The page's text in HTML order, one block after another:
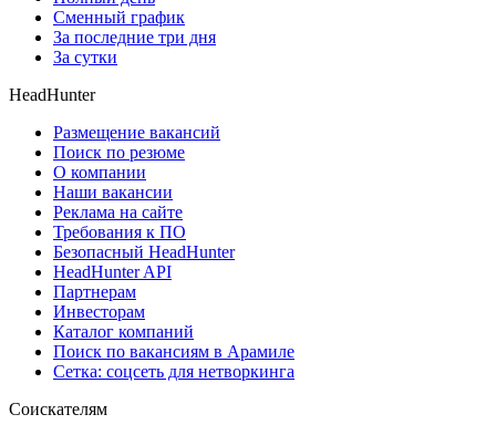
Сменный график
За последние три дня
За сутки
HeadHunter
Размещение вакансий
Поиск по резюме
О компании
Наши вакансии
Реклама на сайте
Требования к ПО
Безопасный HeadHunter
HeadHunter API
Партнерам
Инвесторам
Каталог компаний
Поиск по вакансиям в Арамиле
Сетка: соцсеть для нетворкинга
Соискателям